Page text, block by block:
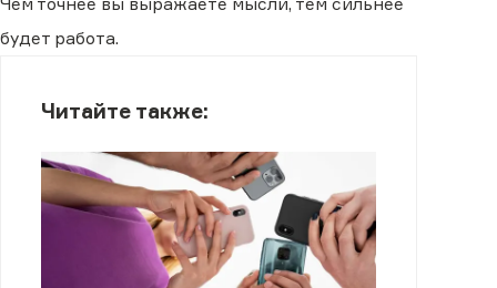
Чем точнее вы выражаете мысли, тем сильнее
будет работа.
Читайте также: